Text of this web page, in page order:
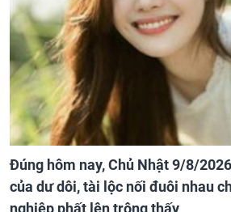
Đúng hôm nay, Chủ Nhật 9/8/
của dư dôi, tài lộc nối đuôi nhau
nghiệp phất lên trông thấy